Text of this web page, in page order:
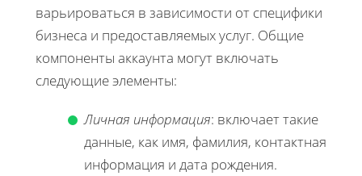
варьироваться в зависимости от специфики
бизнеса и предоставляемых услуг. Общие
компоненты аккаунта могут включать
следующие элементы:
Личная информация: включает такие
данные, как имя, фамилия, контактная
информация и дата рождения.